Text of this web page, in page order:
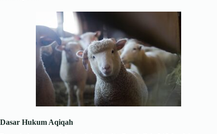
Dasar Hukum Aqiqah